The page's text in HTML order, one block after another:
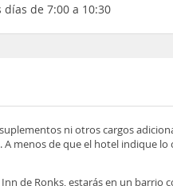
de 7:00 a 10:30
ni otros cargos
menos de que el hotel indique lo
de Ronks, estarás en un barrio